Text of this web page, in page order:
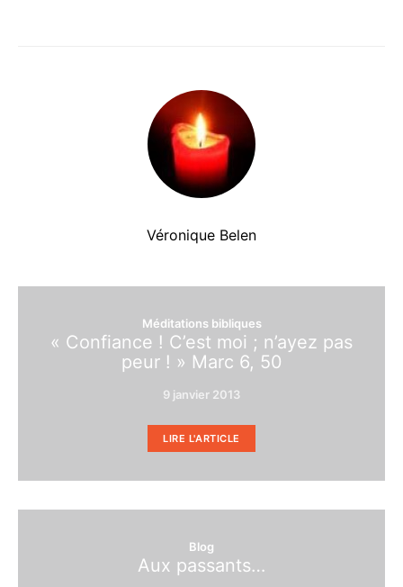
Véronique Belen
Méditations bibliques
« Confiance ! C’est moi ; n’ayez pas
peur ! » Marc 6, 50
9 janvier 2013
LIRE L'ARTICLE
Blog
Aux passants…